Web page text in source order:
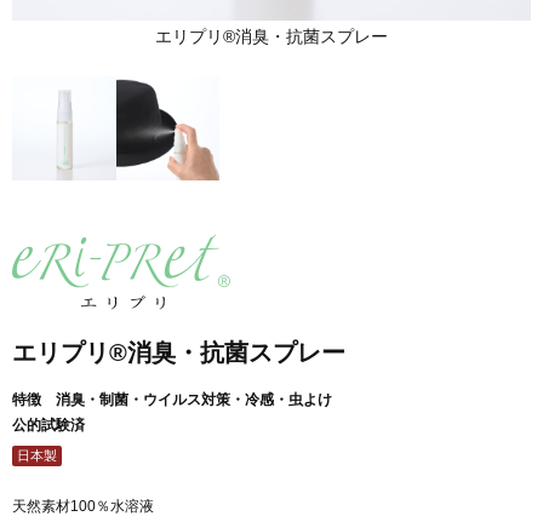
エリプリ®消臭・抗菌スプレー
エリプリ®消臭・抗菌スプレー
特徴 消臭・制菌・ウイルス対策・冷感・虫よけ
公的試験済
日本製
天然素材100％水溶液